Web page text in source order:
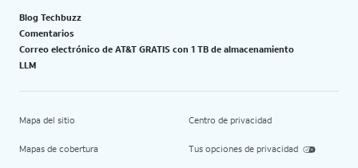
Blog Techbuzz
Comentarios
Correo electrónico de AT&T GRATIS con 1 TB de almacenamiento
LLM
Mapa del sitio
Mapas de cobertura
Centro de privacidad
Tus opciones de privacidad